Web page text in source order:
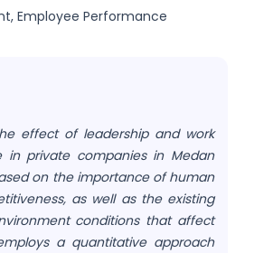
Employee Performance
effect of leadership and work
in private companies in Medan
on the importance of human
as well as the existing
conditions that affect
a quantitative approach